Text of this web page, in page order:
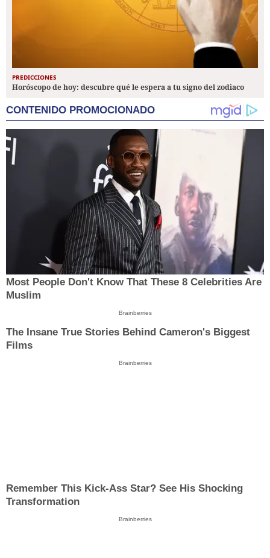
PREDICCIONES
Horóscopo de hoy: descubre qué le espera a tu signo del zodiaco
CONTENIDO PROMOCIONADO
Most People Don't Know That These 8 Celebrities Are
Muslim
Brainberries
The Insane True Stories Behind Cameron's Biggest
Films
Brainberries
Remember This Kick-Ass Star? See His Shocking
Transformation
Brainberries